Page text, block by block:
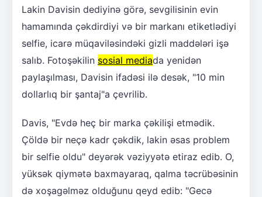
Lakin Davisin dediyinə görə, sevgilisinin evin
hamamında çəkdirdiyi və bir markanı etiketlədiyi
selfie, icarə müqaviləsindəki gizli maddələri işə
salıb. Fotoşəkilin sosial mediada yenidən
paylaşılması, Davisin ifadəsi ilə desək, "10 min
dollarlıq bir şantaj"a çevrilib.
Davis, "Evdə heç bir marka çəkilişi etmədik.
Çöldə bir neçə kadr çəkdik, lakin əsas problem
bir selfie oldu" deyərək vəziyyətə etiraz edib. O,
yüksək qiymətə baxmayaraq, qalma təcrübəsinin
də xoşagəlməz olduğunu qeyd edib: "Gecə